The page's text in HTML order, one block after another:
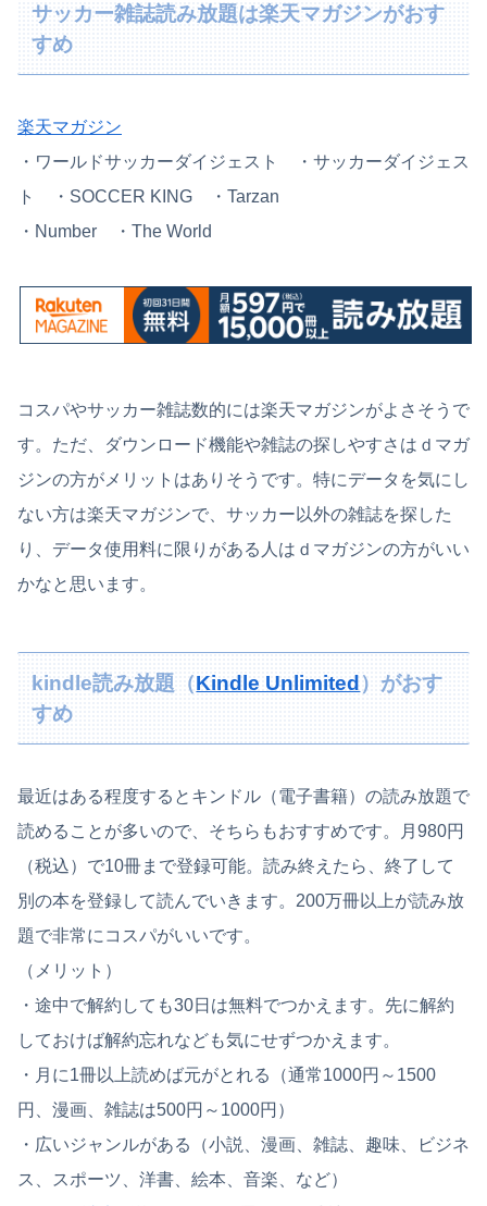
サッカー雑誌読み放題は楽天マガジンがおす
すめ
楽天マガジン
・ ワールドサッカーダイジェスト ・ サッカーダイジェス
ト ・SOCCER KING ・Tarzan
・Number ・The World
コスパやサッカー雑誌数的には楽天マガジンがよさそうで
す。ただ、ダウンロード機能や雑誌の探しやすさはｄマガ
ジンの方がメリットはありそうです。特にデータを気にし
ない方は楽天マガジンで、サッカー以外の雑誌を探した
り、データ使用料に限りがある人はｄマガジンの方がいい
かなと思います。
kindle読み放題（Kindle Unlimited）がおす
すめ
最近はある程度するとキンドル（電子書籍）の読み放題で
読めることが多いので、そちらもおすすめです。月980円
（税込）で10冊まで登録可能。読み終えたら、終了して
別の本を登録して読んでいきます。200万冊以上が読み放
題で非常にコスパがいいです。
（メリット）
・途中で解約しても30日は無料でつかえます。先に解約
しておけば解約忘れなども気にせずつかえます。
・月に1冊以上読めば元がとれる（通常1000円～1500
円、漫画、雑誌は500円～1000円）
・広いジャンルがある（小説、漫画、雑誌、趣味、ビジネ
ス、スポーツ、洋書、絵本、音楽、など）